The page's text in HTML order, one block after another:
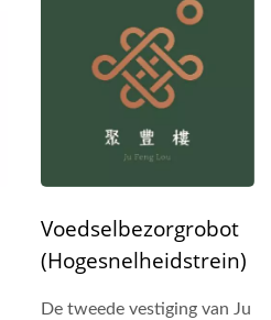
Voedselbezorgrobot
(Hogesnelheidstrein)
De tweede vestiging van Ju